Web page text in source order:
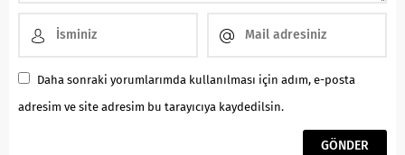
Daha sonraki yorumlarımda kullanılması için adım, e-posta
adresim ve site adresim bu tarayıcıya kaydedilsin.